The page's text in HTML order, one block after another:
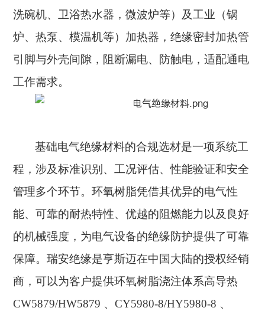
洗碗机、卫浴热水器，微波炉等）及工业（锅
炉、热泵、模温机等）加热器，绝缘密封加热管
引脚与外壳间隙，阻断漏电、防触电，适配通电
工作需求。
基础电气绝缘材料的合规选材是一项系统工
程，涉及标准识别、工况评估、性能验证和安全
管理多个环节。环氧树脂凭借其优异的电气性
能、可靠的耐热特性、优越的阻燃能力以及良好
的机械强度，为电气设备的绝缘防护提供了可靠
保障。瑞安绝缘是亨斯迈在中国大陆的授权经销
商，可以为客户提供环氧树脂浇注体系高导热
CW5879/HW5879 、CY5980-8/HY5980-8 、